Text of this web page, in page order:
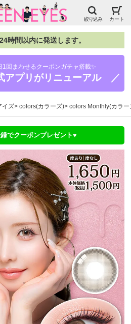
絞り込み カート
時間以内に発送します。
1回まわせるクーポンガチャ搭載✨
プリがリニューアル ／
イズ colors(カラーズ) colors Monthly(カラ
でクーポンプレゼント♥